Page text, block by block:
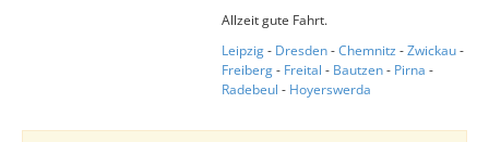
Allzeit gute Fahrt.
Leipzig- Dresden-Chemnitz -Zwickau-
Freiberg- Freital - Bautzen- Pirna -
Radebeul - Hoyerswerda